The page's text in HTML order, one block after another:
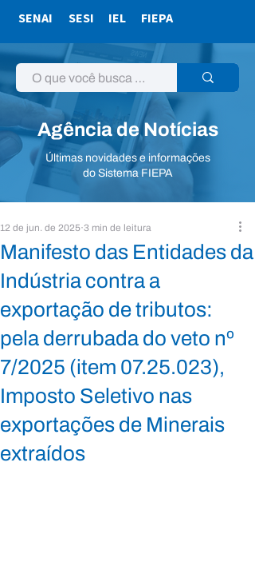
SENAI SESI IEL FIEPA
Agência de Notícias
Últimas novidades e informações
do Sistema FIEPA
Manifesto das Entidades da
Indústria contra a
exportação de tributos:
pela derrubada do veto nº
7/2025 (item 07.25.023),
Imposto Seletivo nas
exportações de Minerais
extraídos
12 de jun. de 2025 3 min de leitura